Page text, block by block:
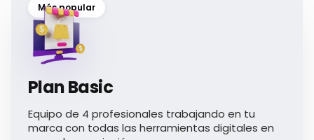
Más popular
Plan Basic
Equipo de 4 profesionales trabajando en tu
marca con todas las herramientas digitales en